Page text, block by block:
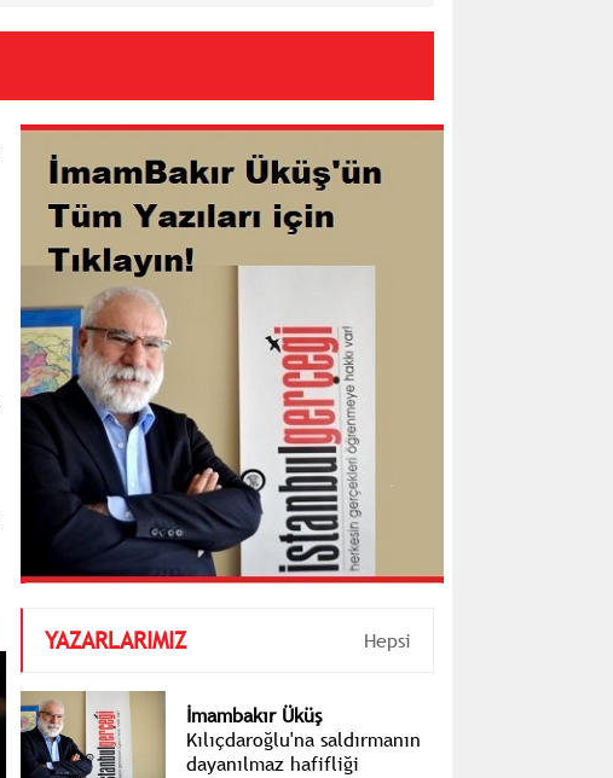
YAZARLARIMIZ Hepsi
İmambakır Üküş
Kılıçdaroğlu'na saldırmanın
dayanılmaz hafifliği